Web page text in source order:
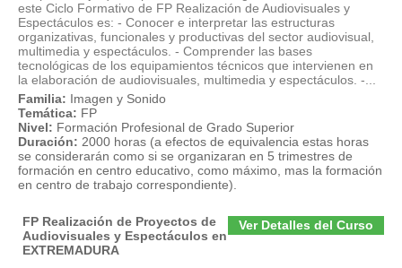
este Ciclo Formativo de FP Realización de Audiovisuales y
Espectáculos es: - Conocer e interpretar las estructuras
organizativas, funcionales y productivas del sector audiovisual,
multimedia y espectáculos. - Comprender las bases
tecnológicas de los equipamientos técnicos que intervienen en
la elaboración de audiovisuales, multimedia y espectáculos. -...
Familia: Imagen y Sonido
Temática: FP
Nivel: Formación Profesional de Grado Superior
Duración: 2000 horas (a efectos de equivalencia estas horas
se considerarán como si se organizaran en 5 trimestres de
formación en centro educativo, como máximo, mas la formación
en centro de trabajo correspondiente).
Ver Detalles del Curso
FP Realización de Proyectos de
Audiovisuales y Espectáculos en
EXTREMADURA